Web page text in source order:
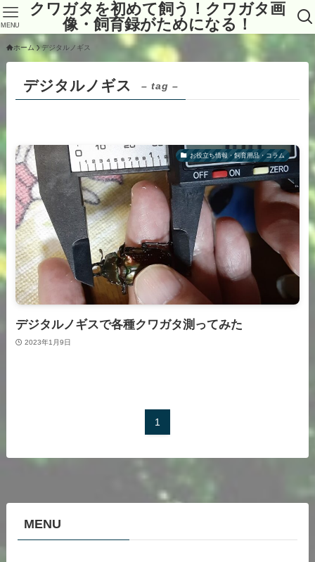
クワガタを初めて飼う！クワガタ画
像・飼育録がためになる！
MENU
ホーム デジタルノギス
デジタルノギス – tag –
お役立ち情報・飼育用品・コラム
デジタルノギスで各種クワガタ測ってみた
2023年1月9日
1
MENU